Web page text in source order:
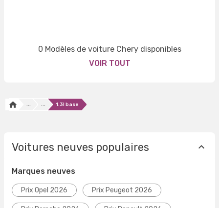
0 Modèles de voiture Chery disponibles
VOIR TOUT
... ... 1.3l base
Voitures neuves populaires
Marques neuves
Prix Opel 2026 Prix Peugeot 2026